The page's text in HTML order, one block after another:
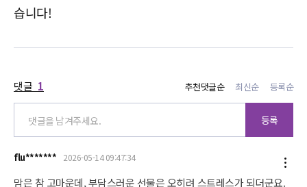
습니다!
댓글 1 추천댓글순 최신순 등록순
등록
flu******* 2026-05-14 09:47:34
맘은 참 고마운데, 부담스러운 선물은 오히려 스트레스가 되더군요.